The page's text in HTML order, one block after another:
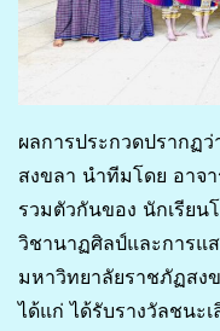
ผลการประกวดปรากฏ
สงขลา นำทีมโดย อาจ
รวมตัวกันของ นักเรียน
วิชานาฏศิลป์และการแ
มหาวิทยาลัยราชภัฏสง
ได้แก่ ได้รับรางวัลชนะ